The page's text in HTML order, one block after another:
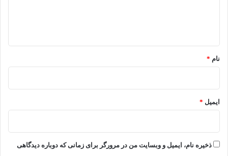
نام *
ایمیل *
ذخیره نام، ایمیل و وبسایت من در مرورگر برای زمانی که دوباره دیدگاهی